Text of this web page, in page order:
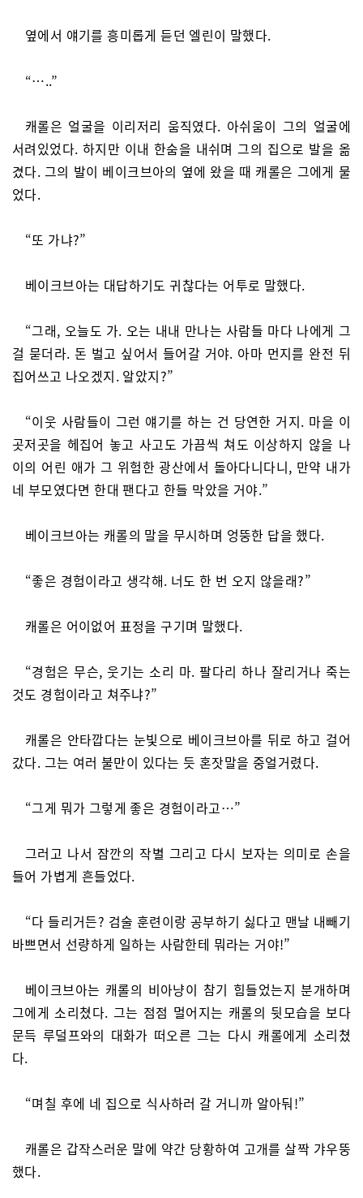
옆에서 얘기를 흥미롭게 듣던 엘린이 말했다.
“…..”
캐롤은 얼굴을 이리저리 움직였다. 아쉬움이 그의 얼굴에
서려있었다. 하지만 이내 한숨을 내쉬며 그의 집으로 발을 옮
겼다. 그의 발이 베이크브아의 옆에 왔을 때 캐롤은 그에게 물
었다.
“또 가냐?”
베이크브아는 대답하기도 귀찮다는 어투로 말했다.
“그래, 오늘도 가. 오는 내내 만나는 사람들 마다 나에게 그
걸 묻더라. 돈 벌고 싶어서 들어갈 거야. 아마 먼지를 완전 뒤
집어쓰고 나오겠지. 알았지?”
“이웃 사람들이 그런 얘기를 하는 건 당연한 거지. 마을 이
곳저곳을 헤집어 놓고 사고도 가끔씩 쳐도 이상하지 않을 나
이의 어린 애가 그 위험한 광산에서 돌아다니다니, 만약 내가
네 부모였다면 한대 팬다고 한들 막았을 거야.”
베이크브아는 캐롤의 말을 무시하며 엉뚱한 답을 했다.
“좋은 경험이라고 생각해. 너도 한 번 오지 않을래?”
캐롤은 어이없어 표정을 구기며 말했다.
“경험은 무슨, 웃기는 소리 마. 팔다리 하나 잘리거나 죽는
것도 경험이라고 쳐주냐?”
캐롤은 안타깝다는 눈빛으로 베이크브아를 뒤로 하고 걸어
갔다. 그는 여러 불만이 있다는 듯 혼잣말을 중얼거렸다.
“그게 뭐가 그렇게 좋은 경험이라고…”
그러고 나서 잠깐의 작별 그리고 다시 보자는 의미로 손을
들어 가볍게 흔들었다.
“다 들리거든? 검술 훈련이랑 공부하기 싫다고 맨날 내빼기
바쁘면서 선량하게 일하는 사람한테 뭐라는 거야!”
베이크브아는 캐롤의 비아냥이 참기 힘들었는지 분개하며
그에게 소리쳤다. 그는 점점 멀어지는 캐롤의 뒷모습을 보다
문득 루덜프와의 대화가 떠오른 그는 다시 캐롤에게 소리쳤
다.
“며칠 후에 네 집으로 식사하러 갈 거니까 알아둬!”
캐롤은 갑작스러운 말에 약간 당황하여 고개를 살짝 갸우뚱
했다.